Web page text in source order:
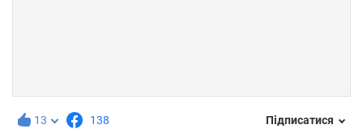
13 138 Підписатися